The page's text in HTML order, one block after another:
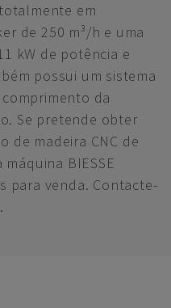
em
de 250 m³/h e uma
kW de potência e
possui um sistema
da
Se pretende obter
de madeira CNC de
BIESSE
para venda. Contacte-